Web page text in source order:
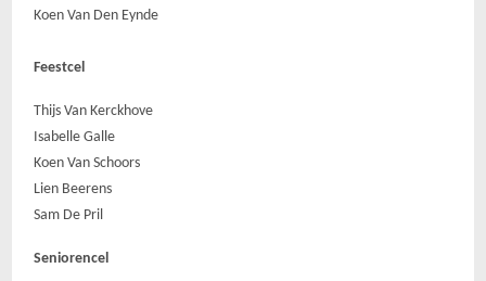
Koen Van Den Eynde
Feestcel
Thijs Van Kerckhove
Isabelle Galle
Koen Van Schoors
Lien Beerens
Sam De Pril
Seniorencel